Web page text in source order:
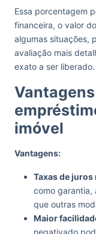
Essa porcentagem
financeira, o valor
algumas situações,
avaliação mais
exato a ser liberado.
imóvel
Vantagens:
Taxas de juros
como garantia,
que outras
Maior
negativado